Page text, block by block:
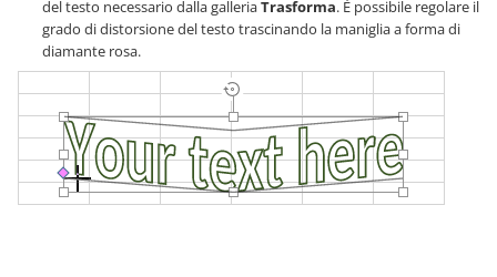
del testo necessario dalla galleriaTrasforma. È possibile regolare il
grado di distorsione del testo trascinando la maniglia a forma di
diamante rosa.